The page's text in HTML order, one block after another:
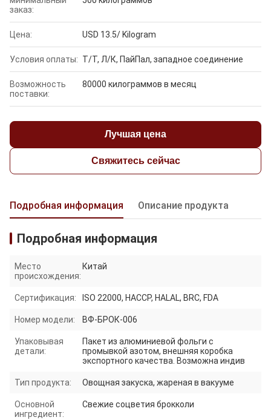
заказ:
Цена: USD 13.5/ Kilogram
Условия оплаты: Т/Т, Л/К, ПайПал, западное соединение
Возможность
поставки:
80000 килограммов в месяц
Лучшая цена
Свяжитесь сейчас
Подробная информация Описание продукта
Подробная информация
Место
происхождения:
Китай
Сертификация: ISO 22000, HACCP, HALAL, BRC, FDA
Номер модели: ВФ-БРОК-006
Упаковывая
детали:
Пакет из алюминиевой фольги с
промывкой азотом, внешняя коробка
экспортного качества. Возможна индив
Тип продукта: Овощная закуска, жареная в вакууме
Основной
ингредиент:
Свежие соцветия брокколи